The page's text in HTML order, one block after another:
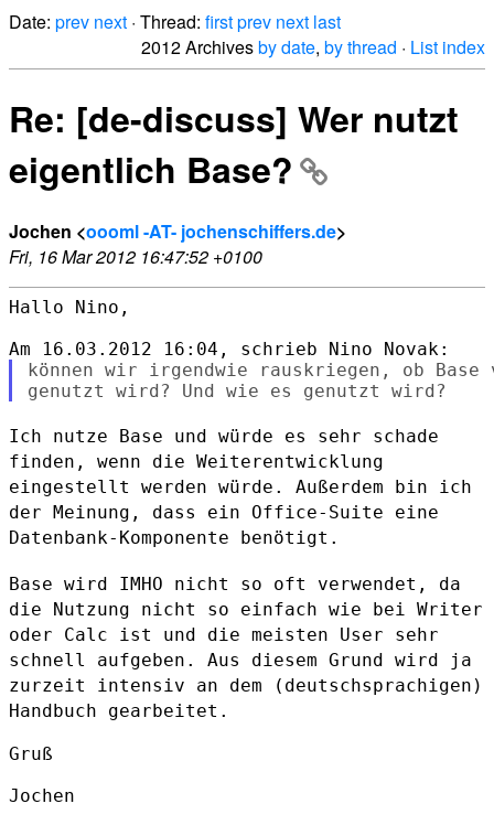
Date: prev next · Thread: firstprev next last
2012 Archivesby date, by thread · List index
Re: [de-discuss] Wer nutzt
eigentlich Base?
Jochen <oooml -AT- jochenschiffers.de>
Fri, 16 Mar 2012 16:47:52 +0100
Hallo Nino,
können wir irgendwie rauskriegen, ob
Ich nutze Base und würde es sehr schade
finden, wenn die Weiterentwicklung
eingestellt werden würde. Außerdem bin ich
der Meinung, dass ein Office-Suite eine
Datenbank-Komponente benötigt.
Base wird IMHO nicht so oft verwendet, da
die Nutzung nicht so einfach wie bei Writer
oder Calc ist und die meisten User sehr
schnell aufgeben. Aus diesem Grund wird ja
zurzeit intensiv an dem (deutschsprachigen)
Handbuch gearbeitet.
Gruß
Jochen